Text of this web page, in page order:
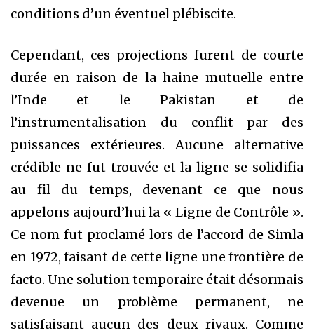
conditions d’un éventuel plébiscite.
Cependant, ces projections furent de courte
durée en raison de la haine mutuelle entre
l’Inde et le Pakistan et de
l’instrumentalisation du conflit par des
puissances extérieures. Aucune alternative
crédible ne fut trouvée et la ligne se solidifia
au fil du temps, devenant ce que nous
appelons aujourd’hui la « Ligne de Contrôle ».
Ce nom fut proclamé lors de l’accord de Simla
en 1972, faisant de cette ligne une frontière de
facto. Une solution temporaire était désormais
devenue un problème permanent, ne
satisfaisant aucun des deux rivaux. Comme